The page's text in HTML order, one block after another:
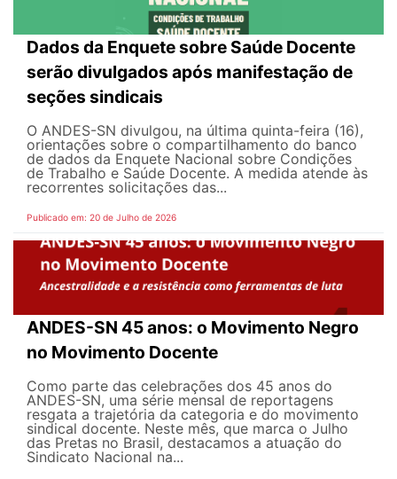
Dados da Enquete sobre Saúde Docente
serão divulgados após manifestação de
seções sindicais
O ANDES-SN divulgou, na última quinta-feira (16),
orientações sobre o compartilhamento do banco
de dados da Enquete Nacional sobre Condições
de Trabalho e Saúde Docente. A medida atende às
recorrentes solicitações das...
Publicado em: 20 de Julho de 2026
ANDES-SN 45 anos: o Movimento Negro
no Movimento Docente
Como parte das celebrações dos 45 anos do
ANDES-SN, uma série mensal de reportagens
resgata a trajetória da categoria e do movimento
sindical docente. Neste mês, que marca o Julho
das Pretas no Brasil, destacamos a atuação do
Sindicato Nacional na...